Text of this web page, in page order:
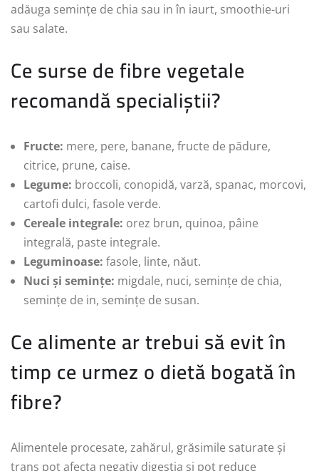
adăuga semințe de chia sau in în iaurt, smoothie-uri
sau salate.
Ce surse de fibre vegetale
recomandă specialiștii?
Fructe: mere, pere, banane, fructe de pădure,
citrice, prune, caise.
Legume: broccoli, conopidă, varză, spanac, morcovi,
cartofi dulci, fasole verde.
Cereale integrale: orez brun, quinoa, pâine
integrală, paste integrale.
Leguminoase: fasole, linte, năut.
Nuci și semințe: migdale, nuci, semințe de chia,
semințe de in, semințe de susan.
Ce alimente ar trebui să evit în
timp ce urmez o dietă bogată în
fibre?
Alimentele procesate, zahărul, grăsimile saturate și
trans pot afecta negativ digestia și pot reduce